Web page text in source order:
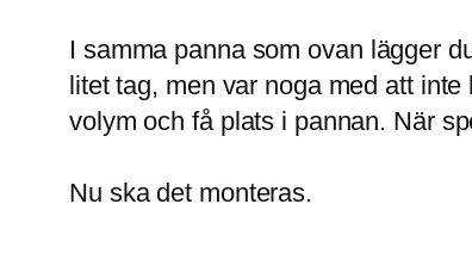
I samma panna som ovan lägger
litet tag, men var noga med att
volym och få plats i pannan. När
Nu ska det monteras.